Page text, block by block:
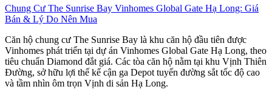
Chung Cư The Sunrise Bay Vinhomes Global Gate Hạ Long: Giá
Bán & Lý Do Nên Mua
Căn hộ chung cư The Sunrise Bay là khu căn hộ đầu tiên được
Vinhomes phát triển tại dự án Vinhomes Global Gate Hạ Long, theo
tiêu chuẩn Diamond đắt giá. Các tòa căn hộ nằm tại khu Vịnh Thiên
Đường, sở hữu lợi thế kế cận ga Depot tuyến đường sắt tốc độ cao
và tầm nhìn ôm trọn Vịnh di sản Hạ Long.